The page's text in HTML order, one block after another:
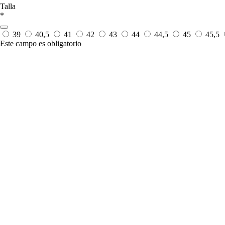
Talla
*
39 40,5 41 42 43 44 44,5 45 45,5
Este campo es obligatorio